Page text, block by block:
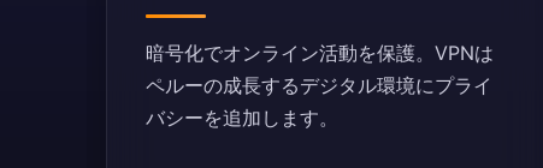
暗号化でオンライン活動を保護。VPNは
ペルーの成長するデジタル環境にプライ
バシーを追加します。